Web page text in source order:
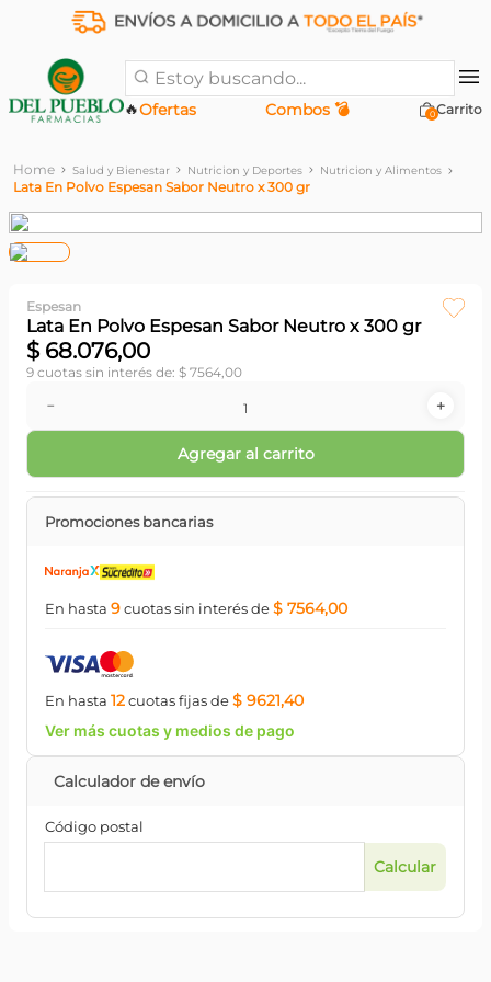
Estoy buscando...
Ofertas
🔥 Combos 💣 0
Salud y Bienestar Nutricion y Deportes Nutricion y Alimentos
Lata En Polvo Espesan Sabor Neutro x 300 gr
Espesan
Lata En Polvo Espesan Sabor Neutro x 300 gr
$ 68.076,00
9 cuotas sin interés de: $ 7564,00
＋
－
Agregar al carrito
Promociones bancarias
En hasta 9cuotassin interésde$ 7564,00
En hasta 12cuotasfijasde$ 9621,40
Ver más cuotas y medios de pago
Código postal